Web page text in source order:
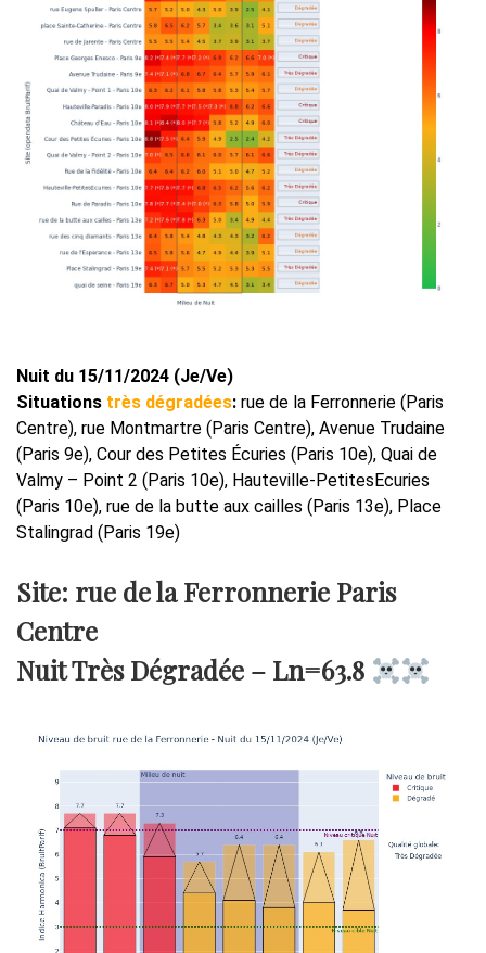
Nuit du 15/11/2024 (Je/Ve)
Situations très dégradées: rue de la Ferronnerie (Paris
Centre), rue Montmartre (Paris Centre), Avenue Trudaine
(Paris 9e), Cour des Petites Écuries (Paris 10e), Quai de
Valmy – Point 2 (Paris 10e), Hauteville-PetitesEcuries
(Paris 10e), rue de la butte aux cailles (Paris 13e), Place
Stalingrad (Paris 19e)
Site: rue de la Ferronnerie Paris
Centre
Nuit Très Dégradée – Ln=63.8